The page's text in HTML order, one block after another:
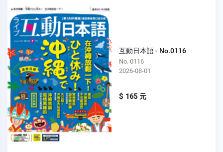
互動日本語 - No.0116
No. 0116
2026-08-01
$ 165 元